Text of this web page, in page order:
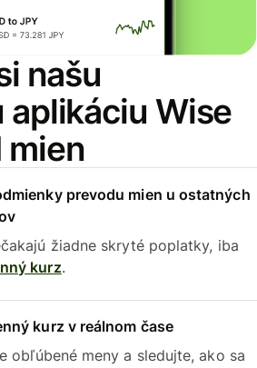
našu
Wise
mien
prevodu mien u ostatných
žiadne skryté poplatky, iba
kurz.
kurz v reálnom čase
obľúbené meny a sledujte, ako sa